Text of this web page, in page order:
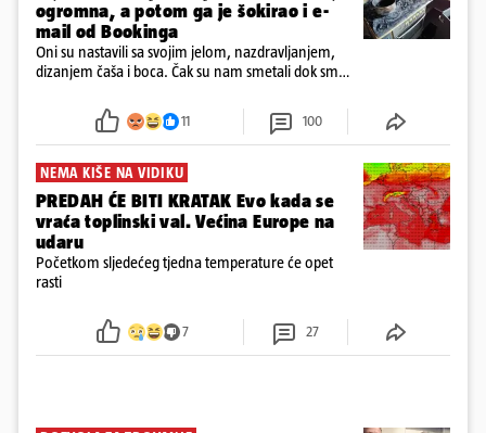
ogromna, a potom ga je šokirao i e-
mail od Bookinga
Oni su nastavili sa svojim jelom, nazdravljanjem,
dizanjem čaša i boca. Čak su nam smetali dok smo
požar, rekao je vlasnik
11 100
NEMA KIŠE NA VIDIKU
PREDAH ĆE BITI KRATAK Evo kada se
vraća toplinski val. Većina Europe na
udaru
Početkom sljedećeg tjedna temperature će opet
rasti
7 27